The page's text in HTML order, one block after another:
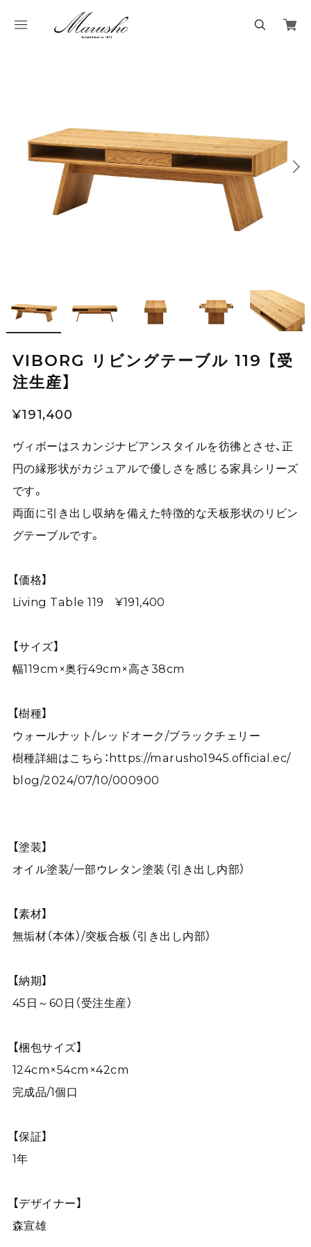
VIBORG リビングテーブル 119 【受
注生産】
¥191,400
ヴィボーはスカンジナビアンスタイルを彷彿とさせ、正
円の縁形状がカジュアルで優しさを感じる家具シリーズ
です。
両面に引き出し収納を備えた特徴的な天板形状のリビン
グテーブルです。
【価格】
Living Table 119 ¥191,400
【サイズ】
幅119cm×奥行49cm×高さ38cm
【樹種】
ウォールナット/レッドオーク/ブラックチェリー
樹種詳細はこちら： https://marusho1945.official.ec/
blog/2024/07/10/000900
【塗装】
オイル塗装/一部ウレタン塗装（引き出し内部）
【素材】
無垢材（本体）/突板合板（引き出し内部）
【納期】
45日～60日（受注生産）
【梱包サイズ】
124cm×54cm×42cm
完成品/1個口
【保証】
1年
【デザイナー】
森宣雄